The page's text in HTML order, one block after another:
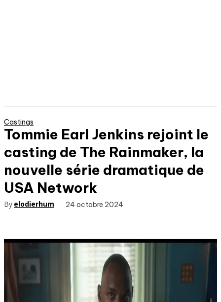
Castings
Tommie Earl Jenkins rejoint le
casting de The Rainmaker, la
nouvelle série dramatique de
USA Network
By elodierhum 24 octobre 2024